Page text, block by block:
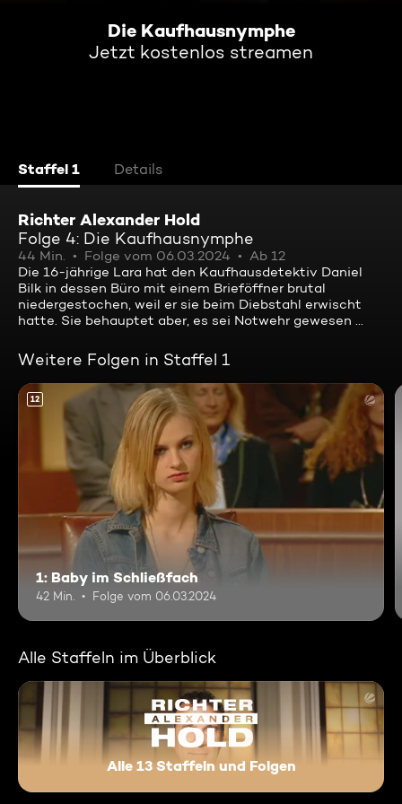
Die Kaufhausnymphe
Jetzt kostenlos streamen
Staffel 1 Details
Richter Alexander Hold
Folge 4: Die Kaufhausnymphe
44 Min. Folge vom 06.03.2024
Ab 12
Die 16-jährige Lara hat den Kaufhausdetektiv Daniel
Bilk in dessen Büro mit einem Brieföffner brutal
niedergestochen, weil er sie beim Diebstahl erwischt
hatte. Sie behauptet aber, es sei Notwehr gewesen ...
Weitere Folgen in Staffel 1
12
1: Baby im Schließfach
42 Min. Folge vom 06.03.2024
Alle Staffeln im Überblick
Alle 13 Staffeln und Folgen